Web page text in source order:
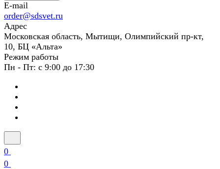
E-mail
order@sdsvet.ru
Адрес
Московская область, Мытищи, Олимпийский пр-кт,
10, БЦ «Альта»
Режим работы
Пн - Пт: с 9:00 до 17:30
0
0